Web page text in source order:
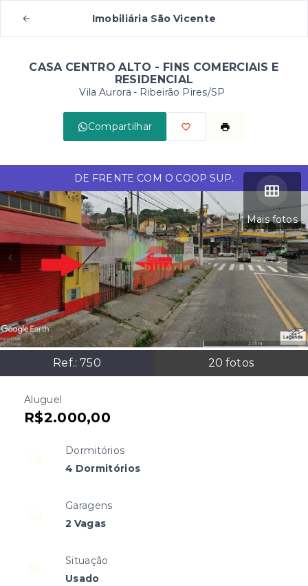
Imobiliária São Vicente
CASA CENTRO ALTO - FINS COMERCIAIS E
RESIDENCIAL
Vila Aurora - Ribeirão Pires/SP
Compartilhar
Mais fotos
Ref.:750 20 fotos
DE FRENTE COM O COOP SUP.
Aluguel
R$2.000,00
Dormitórios
4 Dormitórios
Garagens
2 Vagas
Situação
Usado